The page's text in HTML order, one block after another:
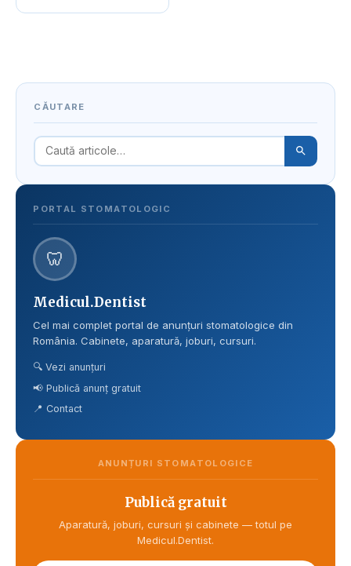
CĂUTARE
PORTAL STOMATOLOGIC
🦷
Medicul.Dentist
Cel mai complet portal de anunțuri stomatologice din
România. Cabinete, aparatură, joburi, cursuri.
🔍 Vezi anunțuri
📢 Publică anunț gratuit
📍 Contact
ANUNȚURI STOMATOLOGICE
Publică gratuit
Aparatură, joburi, cursuri și cabinete — totul pe
Medicul.Dentist.